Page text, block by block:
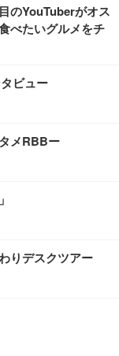
のYouTuberがオス
べたいグルメをチ
ビュー
メRBBー
りデスクツアー